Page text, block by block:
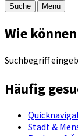
Suche Menü
Wie
Suchbegriff
Häufig
Stadt &